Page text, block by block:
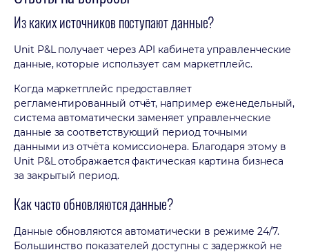
Из каких источников поступают данные?
Unit P&L получает через API кабинета управленческие
данные, которые использует сам маркетплейс.
Когда маркетплейс предоставляет
регламентированный отчёт, например еженедельный,
система автоматически заменяет управленческие
данные за соответствующий период точными
данными из отчёта комиссионера. Благодаря этому в
Unit P&L отображается фактическая картина бизнеса
за закрытый период.
Как часто обновляются данные?
Данные обновляются автоматически в режиме 24/7.
Большинство показателей доступны с задержкой не